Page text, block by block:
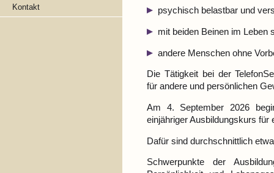
Kontakt psychisch belastbar und
mit beiden Beinen im Leben
andere Menschen ohne
Die Tätigkeit bei der
für andere und persönlichen
Am 4. September 2026
einjähriger Ausbildungskurs für
Dafür sind durchschnittlich
Schwerpunkte der